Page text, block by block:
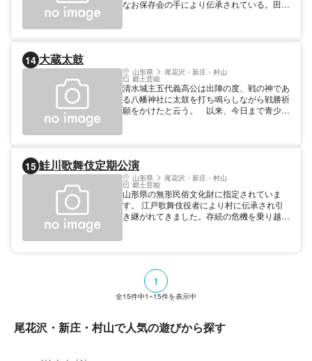
なお保存会の手により伝承されている。田植
14 大蔵太鼓
山形県 尾花沢・新庄・村山
郷土芸能
清水城主五代義高公は出陣の度、戦の神であ
る八幡神社に太鼓を打ち鳴らしながら戦勝祈
願をかけたと云う。 以来、今日まで青少年
15 鮭川歌舞伎定期公演
山形県 尾花沢・新庄・村山
郷土芸能
山形県の無形民俗文化財に指定されていま
す。 江戸歌舞伎役者により村に伝承され引
き継がれてきました。存続の危機を乗り越
６月第２日曜日 文化財 都道府県指定重要無
形民俗文化財 指定年: 2006 1月 保存者 鮭川
歌舞伎保存会 時期 ６月第２日曜日
1
全15件中1~15件を表示中
尾花沢・新庄・村山で人気の遊びから探す